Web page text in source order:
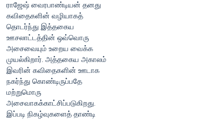
ராஜேஷ் வைரபாண்டியன் தனது
கவிதைகளின் வழியாகத்
தொடர்ந்து இத்தகைய
ஊசலாட்டத்தின் ஒவ்வொரு
அசைவையும் உறைய வைக்க
முயல்கிறார். அத்தகைய அகாலம்
இவரின் கவிதைகளின் ஊடாக
நகர்ந்து கொண்டிருப்பதே
மற்றுமொரு
அசைவாகக்காட்சிப்படுகிறது.
இப்படி நிகழ்வுகளைத் தாண்டி